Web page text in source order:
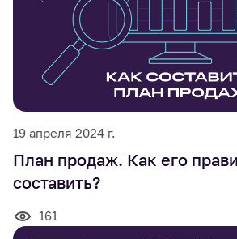
19 апреля 2024 г.
План продаж. Как его
составить?
161